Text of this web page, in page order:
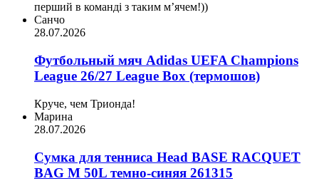
перший в команді з таким мʼячем!))
Санчо
28.07.2026
Футбольный мяч Adidas UEFA Champions
League 26/27 League Box (термошов)
Круче, чем Трионда!
Марина
28.07.2026
Сумка для тенниса Head BASE RACQUET
BAG M 50L темно-синяя 261315